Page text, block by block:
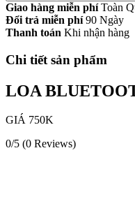
Giao hàng miễn phí Toàn
Đổi trả miễn phí 90 Ngày
Thanh toán Khi nhận hàng
Chi tiết sản phẩm
LOA
GIÁ 750K
0/5 (0 Reviews)